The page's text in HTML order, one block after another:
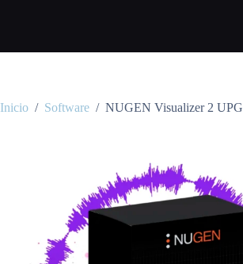
Inicio / Software / NUGEN Visualizer 2 UPG